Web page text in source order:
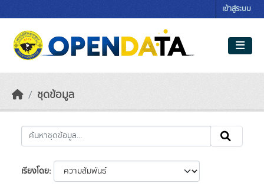
เข้าสู่ระบบ
ชุดข้อมูล
เรียงโดย